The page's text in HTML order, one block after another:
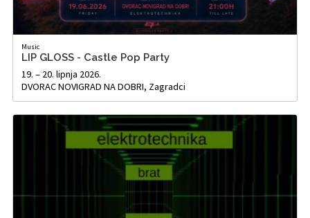
Music
LIP GLOSS - Castle Pop Party
19. – 20. lipnja 2026.
DVORAC NOVIGRAD NA DOBRI, Zagradci